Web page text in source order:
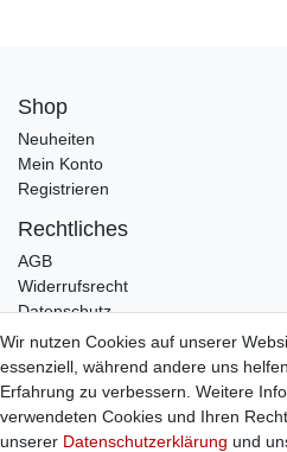
Shop
Neuheiten
Mein Konto
Registrieren
Rechtliches
AGB
Widerrufsrecht
Datenschutz
Impressum
Infos
Zahlung / Versand
Individuelle Anfertigung
Wir nutzen Cookies auf unserer
essenziell, während andere uns
Erfahrung zu verbessern. Weitere
verwendeten Cookies und Ihren
unserer Daten­schutz­erklärung und